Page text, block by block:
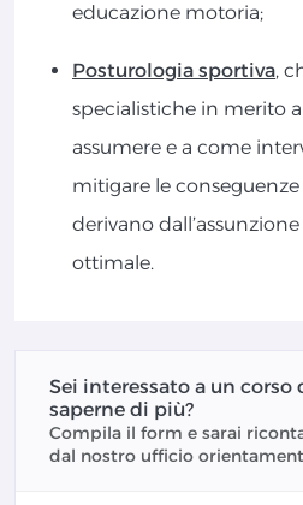
educazione motoria;
Posturologia sportiva,
specialistiche in merito
assumere e a come
mitigare le
derivano
ottimale.
Sei interessato a un corso
saperne di più?
Compila il form e sarai
dal nostro ufficio